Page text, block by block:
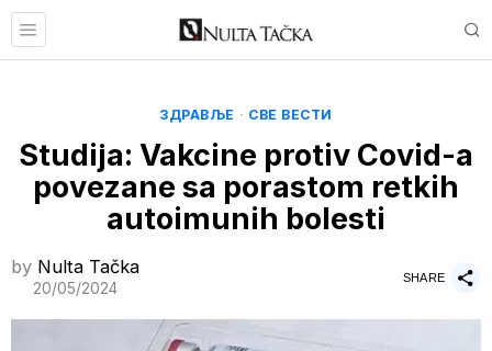
ЗДРАВЉЕ · СВЕ ВЕСТИ
Studija: Vakcine protiv Covid-a
povezane sa porastom retkih
autoimunih bolesti
by Nulta Tačka
20/05/2024
SHARE